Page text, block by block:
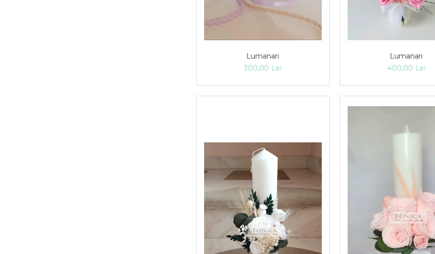
Lumanari
300,00 Lei
Lumanari
400,00 Lei